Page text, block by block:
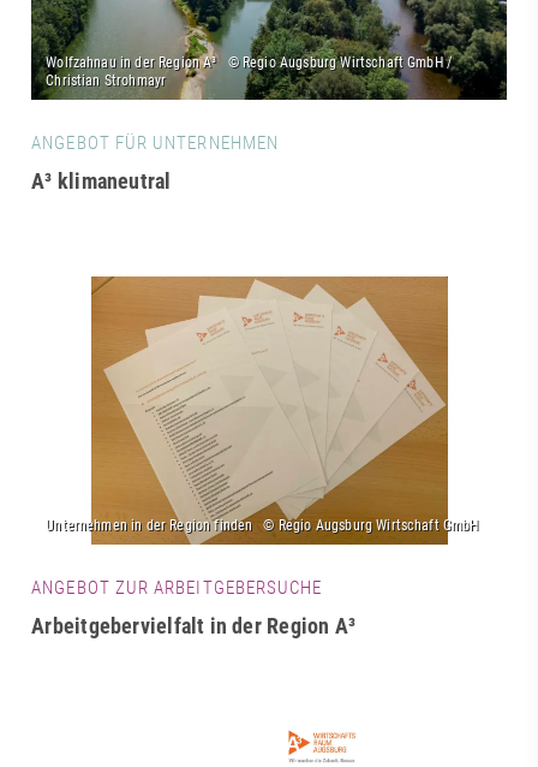
ANGEBOT FÜR UNTERNEHMEN
A³ klimaneutral
ANGEBOT ZUR ARBEITGEBERSUCHE
Arbeitgebervielfalt in der Region A³